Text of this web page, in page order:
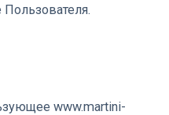
www.martini-